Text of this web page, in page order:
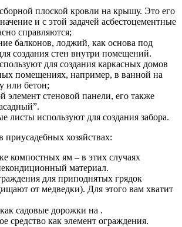
плоской кровли на крышу. Это его
и с этой задачей асбестоцементные
справляются;
балконов, лоджий, как основа под
создания стен внутри помещений.
для создания каркасных домов
помещениях, например, в ванной на
или бетон;
элемент стеновой панели, его также
листы используют для создания забора.
приусадебных хозяйствах:
компостных ям – в этих случаях
материал.
для приподнятых грядок
от медведки). Для этого вам хватит
садовые дорожки на .
средство как элемент ограждения.